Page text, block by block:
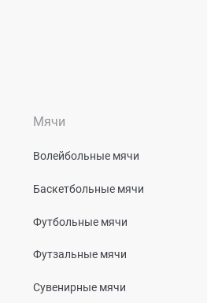
Мячи
Волейбольные мячи
Баскетбольные мячи
Футбольные мячи
Футзальные мячи
Сувенирные мячи